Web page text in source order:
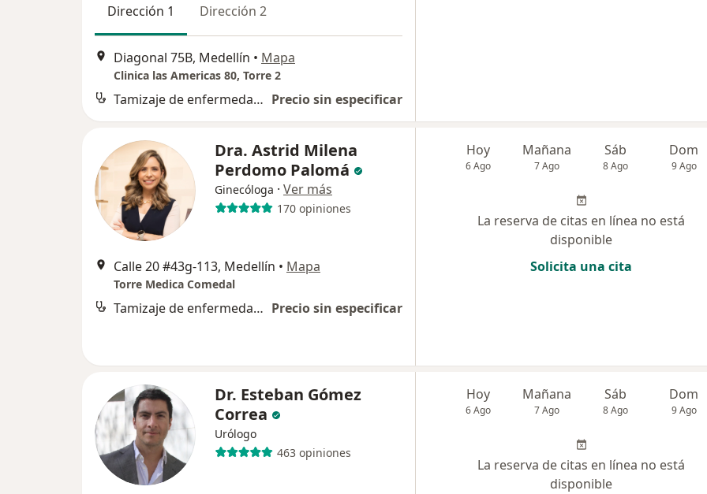
Dirección 1
Dirección 2
Diagonal 75B, Medellín • Mapa
Clinica las Americas 80, Torre 2
Tamizaje de enfermedades de transmisión sexual Precio sin especificar
Dra. Astrid Milena
Perdomo Palomá
Ginecóloga · Ver más
170 opiniones
Calle 20 #43g-113, Medellín • Mapa
Torre Medica Comedal
Tamizaje de enfermedades de transmisión sexual Precio sin especificar
Hoy
6 Ago
Mañana
7 Ago
Sáb
8 Ago
Dom
9 Ago
La reserva de citas en línea no está
disponible
Solicita una cita
Dr. Esteban Gómez
Correa
Urólogo
463 opiniones
Hoy
6 Ago
Mañana
7 Ago
Sáb
8 Ago
Dom
9 Ago
La reserva de citas en línea no está
disponible